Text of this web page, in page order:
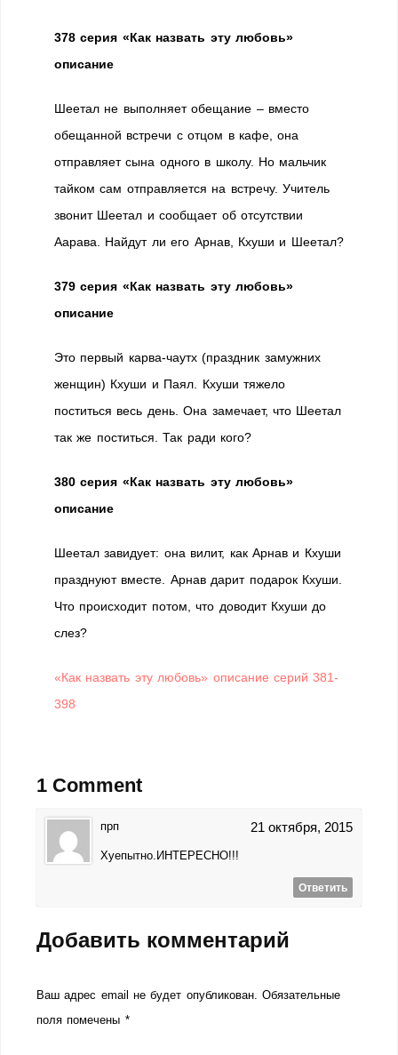
378 серия «Как назвать эту любовь»
описание
Шеетал не выполняет обещание – вместо
обещанной встречи с отцом в кафе, она
отправляет сына одного в школу. Но мальчик
тайком сам отправляется на встречу. Учитель
звонит Шеетал и сообщает об отсутствии
Аарава. Найдут ли его Арнав, Кхуши и Шеетал?
379 серия «Как назвать эту любовь»
описание
Это первый карва-чаутх (праздник замужних
женщин) Кхуши и Паял. Кхуши тяжело
поститься весь день. Она замечает, что Шеетал
так же поститься. Так ради кого?
380 серия «Как назвать эту любовь»
описание
Шеетал завидует: она вилит, как Арнав и Кхуши
празднуют вместе. Арнав дарит подарок Кхуши.
Что происходит потом, что доводит Кхуши до
слез?
«Как назвать эту любовь» описание серий 381-
398
1 Comment
прп 21 октября, 2015
Хуепытно.ИНТЕРЕСНО!!!
Ответить
Добавить комментарий
Ваш адрес email не будет опубликован. Обязательные
поля помечены *